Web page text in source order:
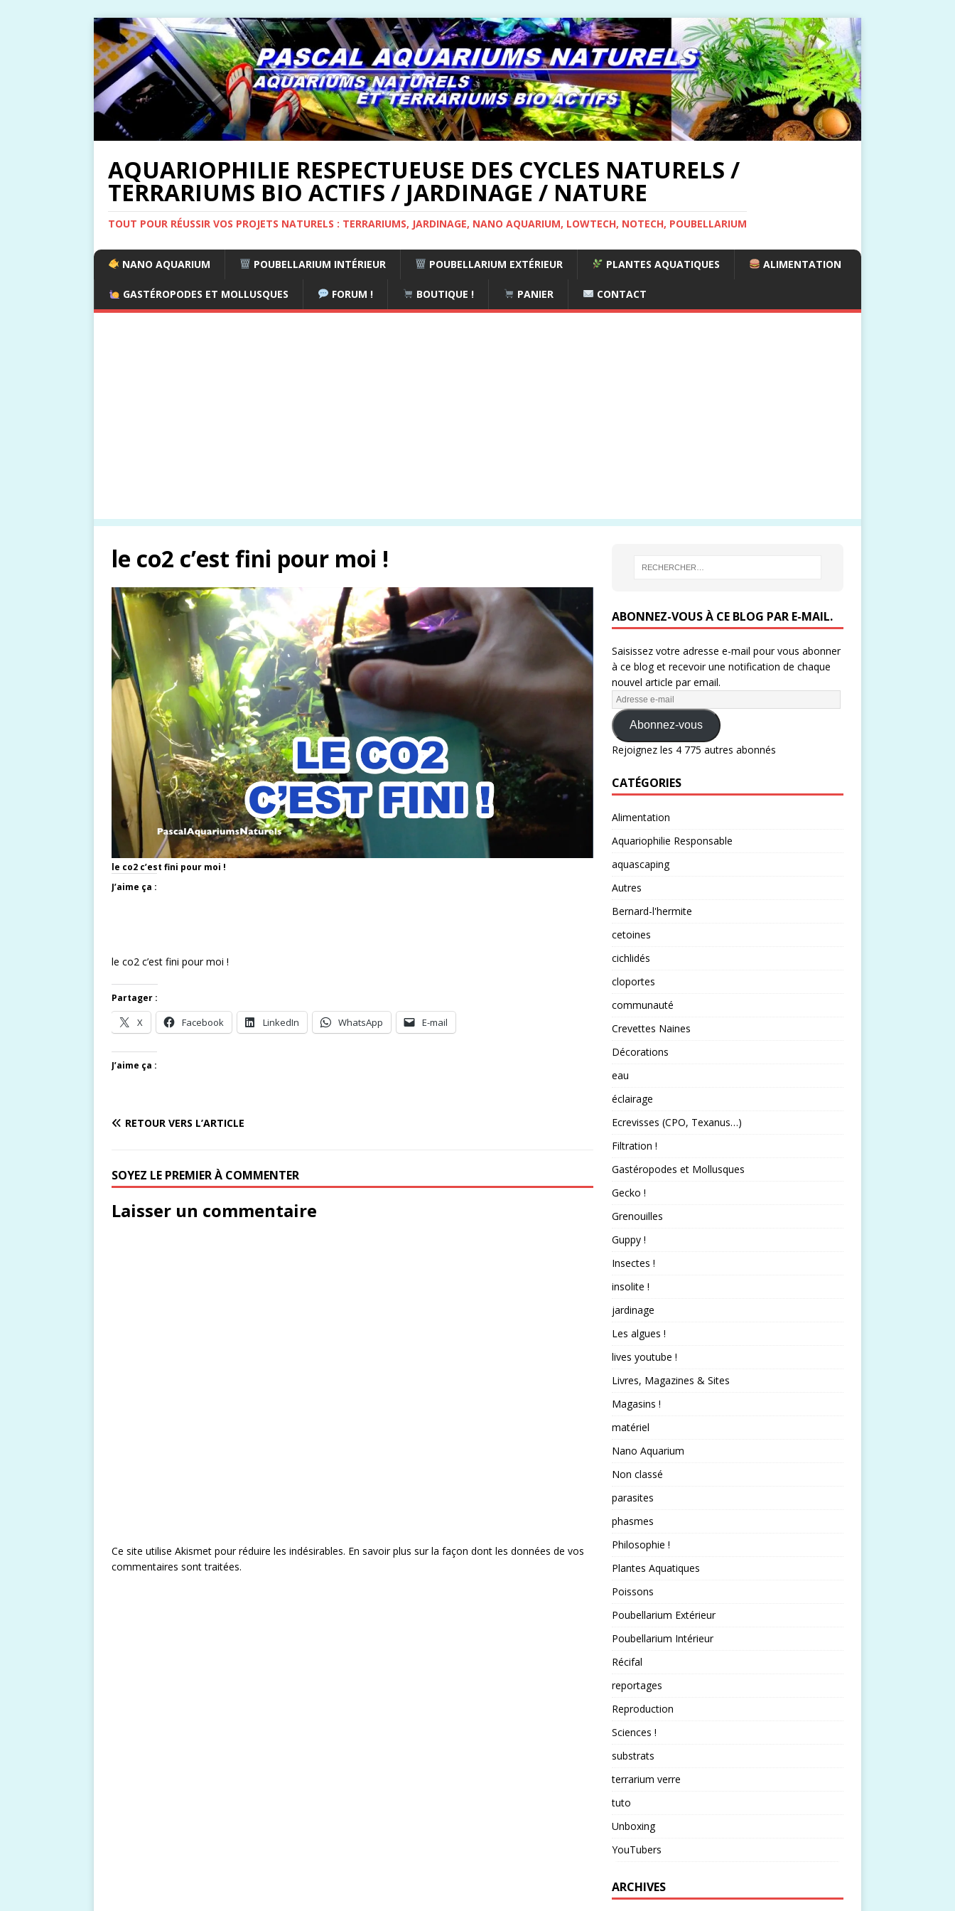
AQUARIOPHILIE RESPECTUEUSE DES CYCLES NATURELS /
TERRARIUMS BIO ACTIFS / JARDINAGE / NATURE
TOUT POUR RÉUSSIR VOS PROJETS NATURELS : TERRARIUMS, JARDINAGE, NANO AQUARIUM, LOWTECH, NOTECH, POUBELLARIUM
NANO AQUARIUM POUBELLARIUM INTÉRIEUR POUBELLARIUM EXTÉRIEUR PLANTES AQUATIQUES ALIMENTATION
GASTÉROPODES ET MOLLUSQUES FORUM ! BOUTIQUE ! PANIER CONTACT
le co2 c’est fini pour moi !
le co2 c’est fini pour moi !
J’aime ça :
le co2 c’est fini pour moi !
Partager :
X Facebook LinkedIn WhatsApp E-mail
J’aime ça :
RETOUR VERS L’ARTICLE
SOYEZ LE PREMIER À COMMENTER
Laisser un commentaire
Ce site utilise Akismet pour réduire les indésirables. En savoir plus sur la façon dont les données de vos
commentaires sont traitées.
ABONNEZ-VOUS À CE BLOG PAR E-MAIL.
Saisissez votre adresse e-mail pour vous abonner
à ce blog et recevoir une notification de chaque
nouvel article par email.
Abonnez-vous
Rejoignez les 4 775 autres abonnés
CATÉGORIES
Alimentation
Aquariophilie Responsable
aquascaping
Autres
Bernard-l'hermite
cetoines
cichlidés
cloportes
communauté
Crevettes Naines
Décorations
eau
éclairage
Ecrevisses (CPO, Texanus…)
Filtration !
Gastéropodes et Mollusques
Gecko !
Grenouilles
Guppy !
Insectes !
insolite !
jardinage
Les algues !
lives youtube !
Livres, Magazines & Sites
Magasins !
matériel
Nano Aquarium
Non classé
parasites
phasmes
Philosophie !
Plantes Aquatiques
Poissons
Poubellarium Extérieur
Poubellarium Intérieur
Récifal
reportages
Reproduction
Sciences !
substrats
terrarium verre
tuto
Unboxing
YouTubers
ARCHIVES